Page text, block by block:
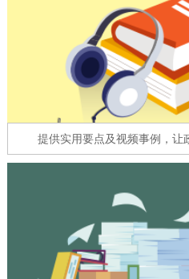
12345网上接诉即办
在线
走进北京
十六
绿色北京 图说
多语种
提供实用要点及视频事例，让政